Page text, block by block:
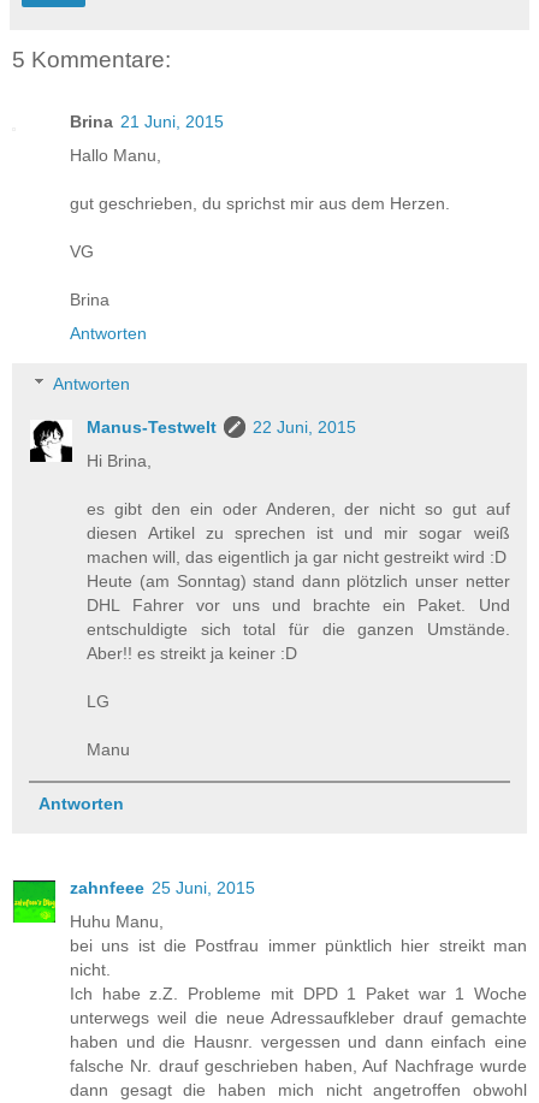
5 Kommentare:
Brina 21 Juni, 2015
Hallo Manu,
gut geschrieben, du sprichst mir aus dem Herzen.
VG
Brina
Antworten
Antworten
Manus-Testwelt
22 Juni, 2015
Hi Brina,
es gibt den ein oder Anderen, der nicht so gut auf
diesen Artikel zu sprechen ist und mir sogar weiß
machen will, das eigentlich ja gar nicht gestreikt wird :D
Heute (am Sonntag) stand dann plötzlich unser netter
DHL Fahrer vor uns und brachte ein Paket. Und
entschuldigte sich total für die ganzen Umstände.
Aber!! es streikt ja keiner :D
LG
Manu
Antworten
zahnfeee 25 Juni, 2015
Huhu Manu,
bei uns ist die Postfrau immer pünktlich hier streikt man
nicht.
Ich habe z.Z. Probleme mit DPD 1 Paket war 1 Woche
unterwegs weil die neue Adressaufkleber drauf gemachte
haben und die Hausnr. vergessen und dann einfach eine
falsche Nr. drauf geschrieben haben, Auf Nachfrage wurde
dann gesagt die haben mich nicht angetroffen obwohl